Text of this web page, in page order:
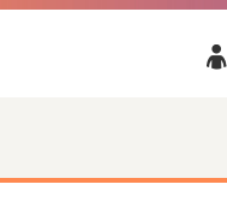
twenty first day...